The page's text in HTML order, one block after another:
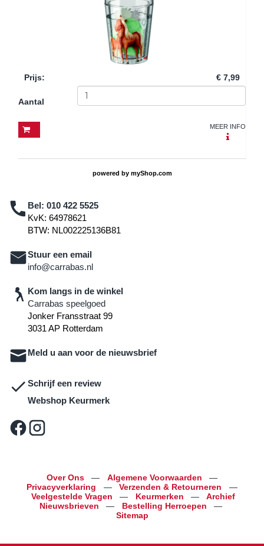
Prijs: € 7,99
Aantal
MEER INFO
powered by myShop.com
Bel: 010 422 5525
KvK: 64978621
BTW: NL002225136B81
Stuur een email
info@carrabas.nl
Kom langs in de winkel
Carrabas speelgoed
Jonker Fransstraat 99
3031 AP Rotterdam
Meld u aan voor de nieuwsbrief
Schrijf een review
Webshop Keurmerk
Over Ons — Algemene Voorwaarden
—
Privacyverklaring
— Verzenden & Retourneren
—
Veelgestelde Vragen
— Keurmerken —
Archief
Nieuwsbrieven
— Bestelling Herroepen
—
Sitemap